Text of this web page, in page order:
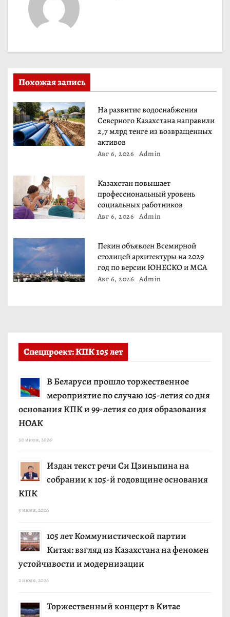
п
о
з
а
п
я
Похожая запись
На развитие водоснабжения
Северного Казахстана направили
2,7 млрд тенге из возвращенных
активов
Авг 6, 2026 Admin
Казахстан повышает
профессиональный уровень
социальных работников
Авг 6, 2026 Admin
Пекин объявлен Всемирной
столицей архитектуры на 2029
год по версии ЮНЕСКО и МСА
Авг 6, 2026 Admin
Спецпроект: КПК 105 лет
В Беларуси прошло торжественное
мероприятие по случаю 105-летия со дня
основания КПК и 99-летия со дня образования
НОАК
30 июля, 2026
Издан текст речи Си Цзиньпина на
собрании к 105-й годовщине основания
КПК
3 июля, 2026
105 лет Коммунистической партии
Китая: взгляд из Казахстана на феномен
устойчивости и модернизации
2 июля, 2026
Торжественный концерт в Китае